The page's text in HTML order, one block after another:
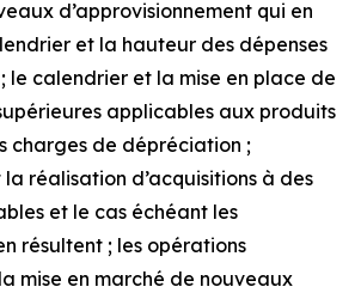
d’approvisionnement qui en
et la hauteur des dépenses
; le calendrier et la mise en place de
applicables aux produits
charges de dépréciation ;
réalisation d’acquisitions à des
et le cas échéant les
résultent ; les opérations
mise en marché de nouveaux